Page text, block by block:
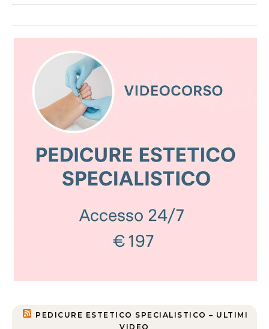
PEDICURE ESTETICO SPECIALISTICO – ULTIMI
VIDEO